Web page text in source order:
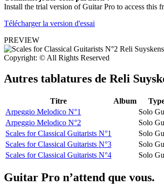
Install the trial version of Guitar Pro to access this
Télécharger la version d'essai
PREVIEW
Copyright: © All Rights Reserved
Autres tablatures de Reli
Titre Album
Arpeggio Melodico N°1
Solo
Arpeggio Melodico N°2
Solo
Scales for Classical Guitarists N°1
Solo
Scales for Classical Guitarists N°3
Solo
Scales for Classical Guitarists N°4
Solo
Guitar Pro n’attend que vous.